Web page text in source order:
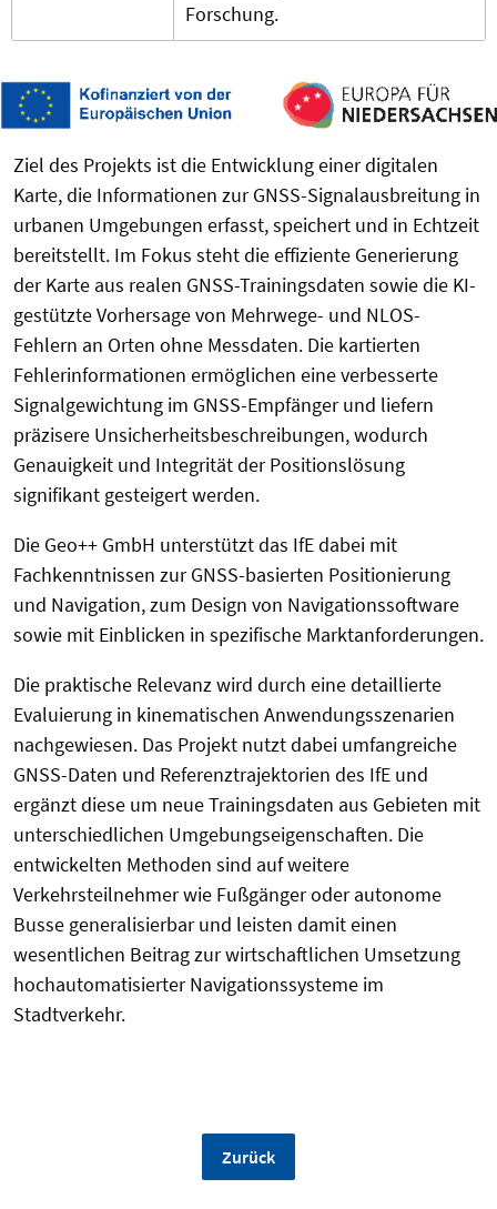
Forschung.
Ziel des Projekts ist die Entwicklung einer digitalen
Karte, die Informationen zur GNSS-Signalausbreitung in
urbanen Umgebungen erfasst, speichert und in Echtzeit
bereitstellt. Im Fokus steht die effiziente Generierung
der Karte aus realen GNSS-Trainingsdaten sowie die KI-
gestützte Vorhersage von Mehrwege- und NLOS-
Fehlern an Orten ohne Messdaten. Die kartierten
Fehlerinformationen ermöglichen eine verbesserte
Signalgewichtung im GNSS-Empfänger und liefern
präzisere Unsicherheitsbeschreibungen, wodurch
Genauigkeit und Integrität der Positionslösung
signifikant gesteigert werden.
Die Geo++ GmbH unterstützt das IfE dabei mit
Fachkenntnissen zur GNSS-basierten Positionierung
und Navigation, zum Design von Navigationssoftware
sowie mit Einblicken in spezifische Marktanforderungen.
Die praktische Relevanz wird durch eine detaillierte
Evaluierung in kinematischen Anwendungsszenarien
nachgewiesen. Das Projekt nutzt dabei umfangreiche
GNSS-Daten und Referenztrajektorien des IfE und
ergänzt diese um neue Trainingsdaten aus Gebieten mit
unterschiedlichen Umgebungseigenschaften. Die
entwickelten Methoden sind auf weitere
Verkehrsteilnehmer wie Fußgänger oder autonome
Busse generalisierbar und leisten damit einen
wesentlichen Beitrag zur wirtschaftlichen Umsetzung
hochautomatisierter Navigationssysteme im
Stadtverkehr.
Zurück